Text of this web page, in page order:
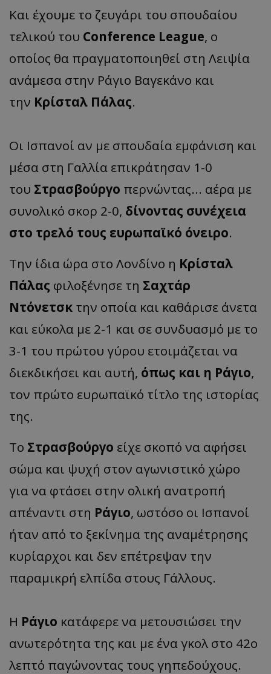
Και έχουμε το ζευγάρι του σπουδαίου
τελικού του Conference League, ο
οποίος θα πραγματοποιηθεί στη Λειψία
ανάμεσα στην Ράγιο Βαγεκάνο και
την Κρίσταλ Πάλας.
Οι Ισπανοί αν με σπουδαία εμφάνιση και
μέσα στη Γαλλία επικράτησαν 1-0
του Στρασβούργο περνώντας... αέρα με
συνολικό σκορ 2-0, δίνοντας συνέχεια
στο τρελό τους ευρωπαϊκό όνειρο.
Την ίδια ώρα στο Λονδίνο η Κρίσταλ
Πάλας φιλοξένησε τη Σαχτάρ
Ντόνετσκ την οποία και καθάρισε άνετα
και εύκολα με 2-1 και σε συνδυασμό με το
3-1 του πρώτου γύρου ετοιμάζεται να
διεκδικήσει και αυτή, όπως και η Ράγιο,
τον πρώτο ευρωπαϊκό τίτλο της ιστορίας
της.
Το Στρασβούργο είχε σκοπό να αφήσει
σώμα και ψυχή στον αγωνιστικό χώρο
για να φτάσει στην ολική ανατροπή
απέναντι στη Ράγιο, ωστόσο οι Ισπανοί
ήταν από το ξεκίνημα της αναμέτρησης
κυρίαρχοι και δεν επέτρεψαν την
παραμικρή ελπίδα στους Γάλλους.
Η Ράγιο κατάφερε να μετουσιώσει την
ανωτερότητα της και με ένα γκολ στο 42ο
λεπτό παγώνοντας τους γηπεδούχους.